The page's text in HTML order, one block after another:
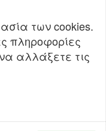
< >
των cookies.
πληροφορίες
αλλάξετε τις